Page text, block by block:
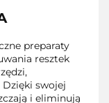
preparaty
resztek
swojej
i eliminują